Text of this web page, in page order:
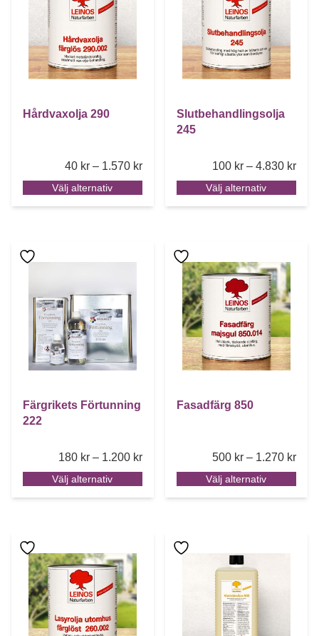
Hårdvaxolja 290
40 kr – 1.570 krPrice range: 40 kr through 1.570 kr
Välj alternativ
Slutbehandlingsolja
245
100 kr – 4.830 kr
Välj alternativ
Färgrikets Förtunning
222
180 kr – 1.200 krPrice range: 180 kr through 1.200
Välj alternativ
Den här produkten har flera varianter. De olika
Fasadfärg 850
500 kr – 1.270 kr
Välj alternativ
Den här produkten har
Den här produkten har flera varianter. De olika
Den här produkten har